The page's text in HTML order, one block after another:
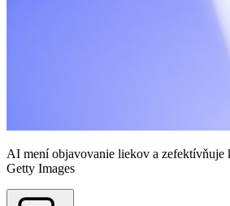
AI mení objavovanie liekov a zefektívňuje
Getty Images